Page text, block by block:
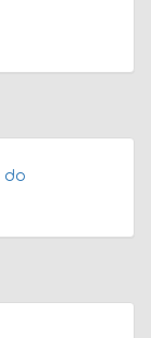
do